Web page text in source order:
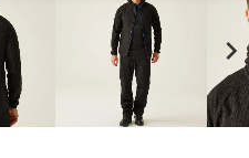
chevron_right